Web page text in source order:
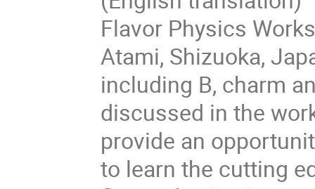
Flavor Physics
Atami, Shizuoka,
including B, charm
discussed in the
provide an
to learn the cutting